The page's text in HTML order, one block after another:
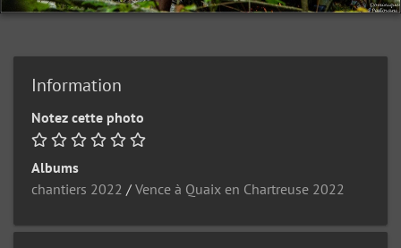
Information
Notez cette photo
Albums
chantiers 2022 / Vence à Quaix en Chartreuse 2022